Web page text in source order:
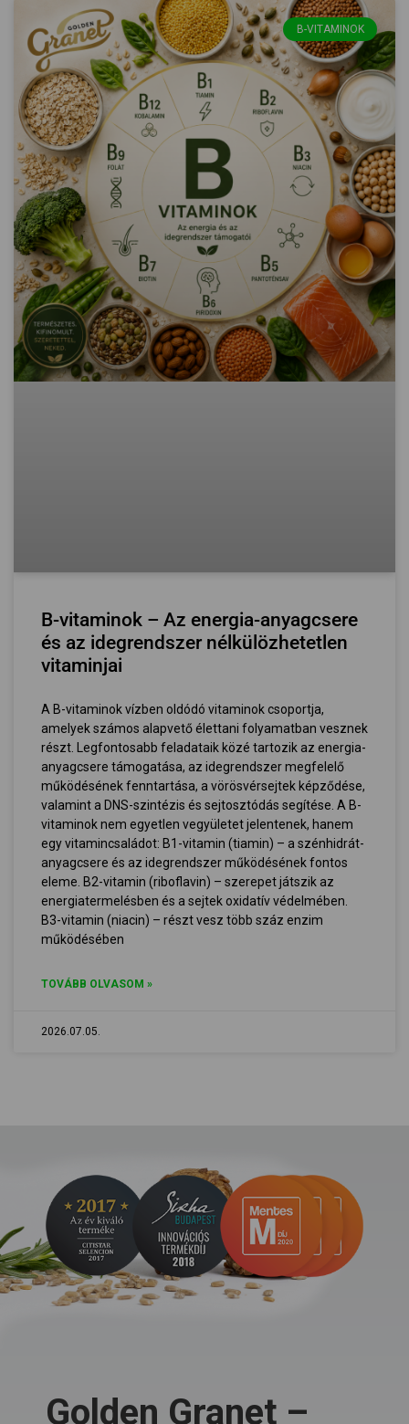
B-VITAMINOK
B-vitaminok – Az energia-anyagcsere
és az idegrendszer nélkülözhetetlen
vitaminjai
A B-vitaminok vízben oldódó vitaminok csoportja,
amelyek számos alapvető élettani folyamatban vesznek
részt. Legfontosabb feladataik közé tartozik az energia-
anyagcsere támogatása, az idegrendszer megfelelő
működésének fenntartása, a vörösvérsejtek képződése,
valamint a DNS-szintézis és sejtosztódás segítése. A B-
vitaminok nem egyetlen vegyületet jelentenek, hanem
egy vitamincsaládot: B1-vitamin (tiamin) – a szénhidrát-
anyagcsere és az idegrendszer működésének fontos
eleme. B2-vitamin (riboflavin) – szerepet játszik az
energiatermelésben és a sejtek oxidatív védelmében.
B3-vitamin (niacin) – részt vesz több száz enzim
működésében
TOVÁBB OLVASOM »
2026.07.05.
Golden Granet –